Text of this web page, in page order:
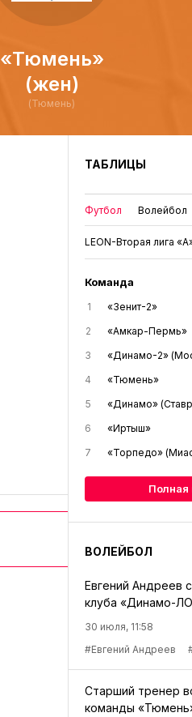
«Тюмень»
(жен)
(Тюмень)
ТАБЛИЦЫ
Футбол Волейбол
LEON-Вторая лига
Команда
1 «Зенит-2»
2
«Амкар-Пермь»
3
«Динамо-2»
4
«Тюмень»
5
«Динамо»
6
«Иртыш»
7
«Торпедо»
Полная
ВОЛЕЙБОЛ
Евгений Андреев
клуба «Динамо-
30 июля, 11:58
#Евгений Андреев
Старший тренер
команды